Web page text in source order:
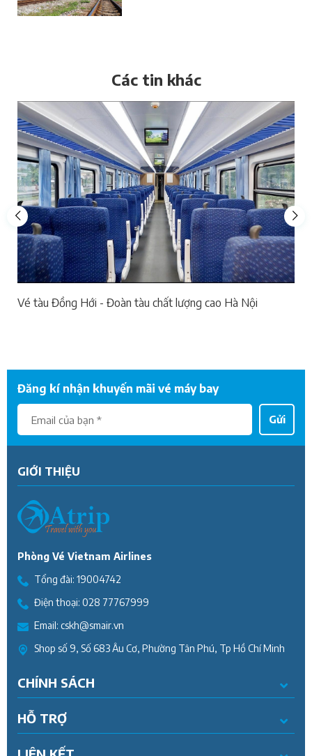
Các tin khác
Vé tàu Đồng Hới - Đoàn tàu chất lượng cao Hà Nội
Đăng kí nhận khuyến mãi vé máy bay
Gửi
GIỚI THIỆU
Phòng Vé Vietnam Airlines
Tổng đài: 19004742
Điện thoại: 028 77767999
Email: cskh@smair.vn
Shop số 9, Số 683 Âu Cơ, Phường Tân Phú, Tp Hồ Chí Minh
CHÍNH SÁCH
HỖ TRỢ